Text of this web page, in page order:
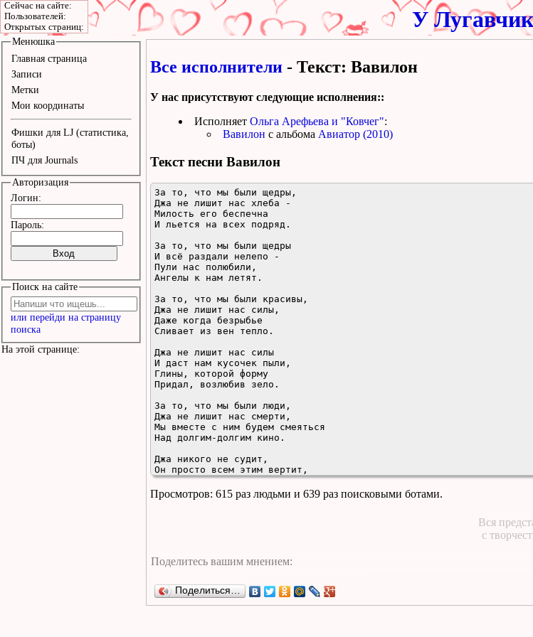
У
Все исполнители - Текст: Вавилон
У нас присутствуют следующие исполнения::
Исполняет Ольга Арефьева и "Ковчег":
Вавилон с альбома Авиатор (2010)
Текст песни Вавилон
За то, что мы были щедры,
Джа не лишит нас хлеба -
Милость его беспечна
И льется на всех подряд.
За то, что мы были щедры
И всё раздали нелепо -
Пули нас полюбили,
Ангелы к нам летят.
За то, что мы были красивы,
Джа не лишит нас силы,
Даже когда безрыбье
Сливает из вен тепло.
Джа не лишит нас силы
И даст нам кусочек пыли,
Глины, которой форму
Придал, возлюбив зело.
За то, что мы были люди,
Джа не лишит нас смерти,
Мы вместе с ним будем смеяться
Над долгим-долгим кино.
Джа никого не судит,
Он просто всем этим вертит,
В палитре кипучей смерти
Смешав светло и темно.
По дороге на Вавилон
Было весело мне и страшно.
То, чего в нем больше нет.
Просмотров: 615 раз людьми и 639 раз поисковыми ботами.
Вся
с
Поделиться…
Менюшка
Главная страница
Записи
Метки
Мои координаты
Фишки для LJ (статистика,
боты)
ПЧ для Journals
Авторизация
Логин:
Пароль:
Поиск на сайте
или перейди на страницу
поиска
На этой странице:
Сейчас на сайте:
Пользователей:
Открытых страниц: